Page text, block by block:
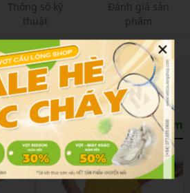
Thông số kỹ
thuật
Đánh giá sản
phẩm
Xem thêm
×